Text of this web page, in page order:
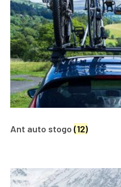
Ant auto stogo (12)